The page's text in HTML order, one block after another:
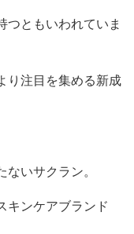
つともいわれていま
り注目を集める新成
いサクラン。
キンケアブランド